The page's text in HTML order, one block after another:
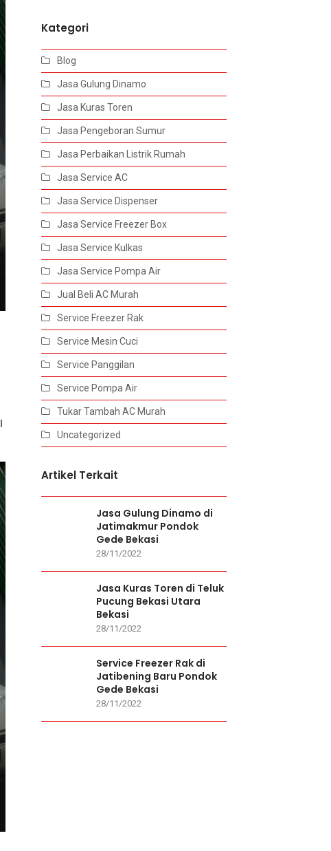
Kategori
Blog
Jasa Gulung Dinamo
Jasa Kuras Toren
Jasa Pengeboran Sumur
Jasa Perbaikan Listrik Rumah
Jasa Service AC
Jasa Service Dispenser
Jasa Service Freezer Box
Jasa Service Kulkas
Jasa Service Pompa Air
Jual Beli AC Murah
Service Freezer Rak
Service Mesin Cuci
Service Panggilan
Service Pompa Air
Tukar Tambah AC Murah
Uncategorized
Artikel Terkait
Jasa Gulung Dinamo di
Jatimakmur Pondok
Gede Bekasi
28/11/2022
Jasa Kuras Toren di Teluk
Pucung Bekasi Utara
Bekasi
28/11/2022
Service Freezer Rak di
Jatibening Baru Pondok
Gede Bekasi
28/11/2022